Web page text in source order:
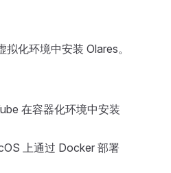
拟化环境中安装 Olares。
在容器化环境中安装
上通过 Docker 部署